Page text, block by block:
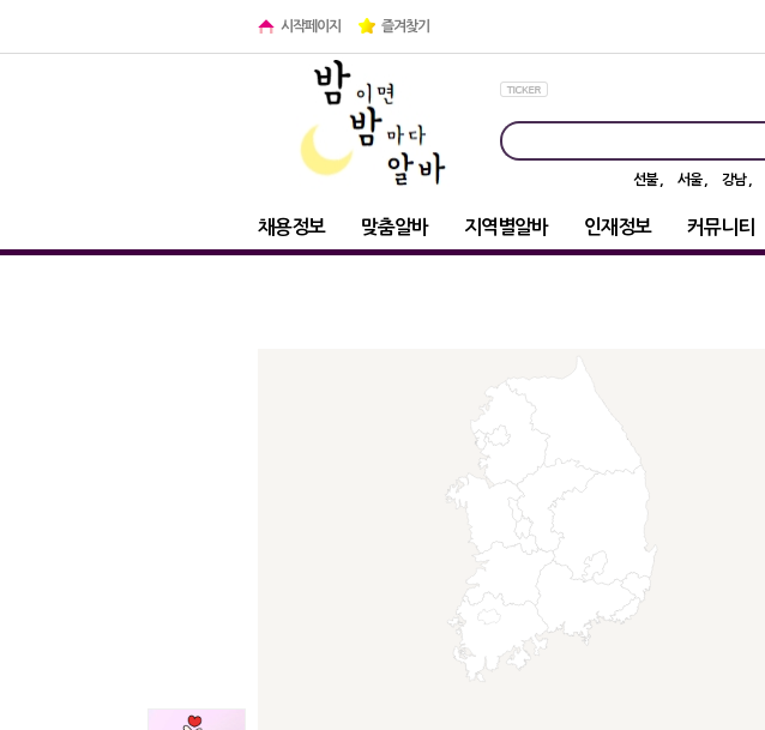
시작페이지 즐겨찾기
선불 서울 강남
채용정보 맞춤알바 지역별알바 인재정보 커뮤니티